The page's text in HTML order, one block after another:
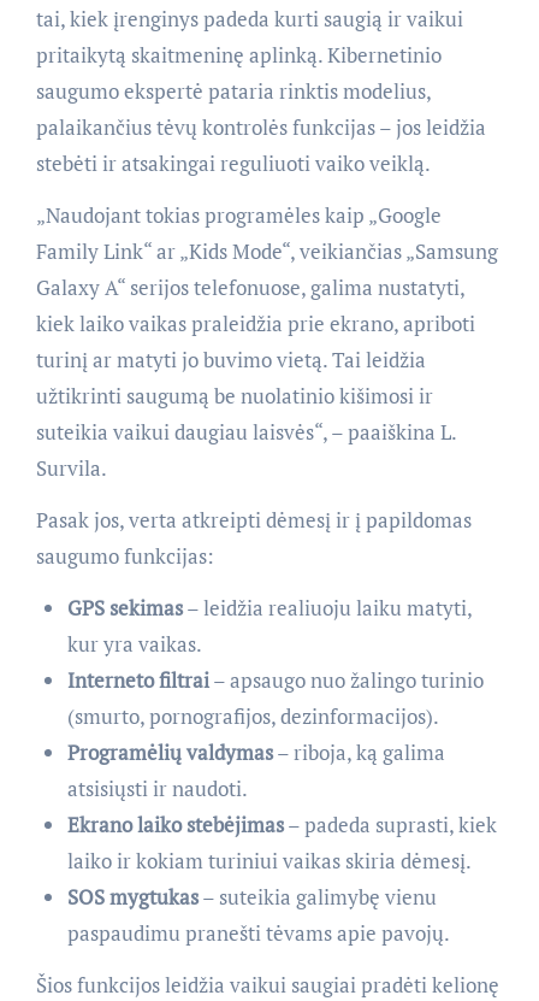
tai, kiek įrenginys padeda kurti saugią ir vaikui
pritaikytą skaitmeninę aplinką. Kibernetinio
saugumo ekspertė pataria rinktis modelius,
palaikančius tėvų kontrolės funkcijas – jos leidžia
stebėti ir atsakingai reguliuoti vaiko veiklą.
„Naudojant tokias programėles kaip „Google
Family Link“ ar „Kids Mode“, veikiančias „Samsung
Galaxy A“ serijos telefonuose, galima nustatyti,
kiek laiko vaikas praleidžia prie ekrano, apriboti
turinį ar matyti jo buvimo vietą. Tai leidžia
užtikrinti saugumą be nuolatinio kišimosi ir
suteikia vaikui daugiau laisvės“, – paaiškina L.
Survila.
Pasak jos, verta atkreipti dėmesį ir į papildomas
saugumo funkcijas:
GPS sekimas– leidžia realiuoju laiku matyti,
kur yra vaikas.
Interneto filtrai– apsaugo nuo žalingo turinio
(smurto, pornografijos, dezinformacijos).
Programėlių valdymas– riboja, ką galima
atsisiųsti ir naudoti.
Ekrano laiko stebėjimas– padeda suprasti, kiek
laiko ir kokiam turiniui vaikas skiria dėmesį.
SOS mygtukas– suteikia galimybę vienu
paspaudimu pranešti tėvams apie pavojų.
Šios funkcijos leidžia vaikui saugiai pradėti kelionę